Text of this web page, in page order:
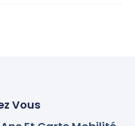
Vous